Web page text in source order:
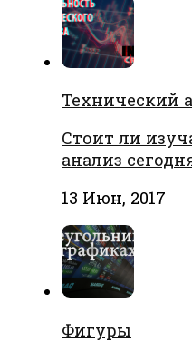
Технический
Стоит ли
анализ
13 Июн, 2017
Фигуры